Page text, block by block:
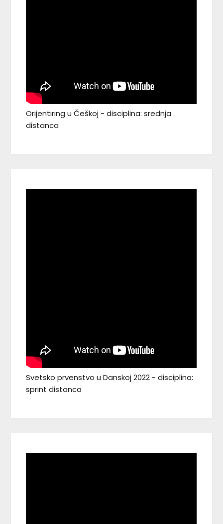
Orijentiring u Češkoj - disciplina: srednja
distanca
Svetsko prvenstvo u Danskoj 2022 - disciplina:
sprint distanca